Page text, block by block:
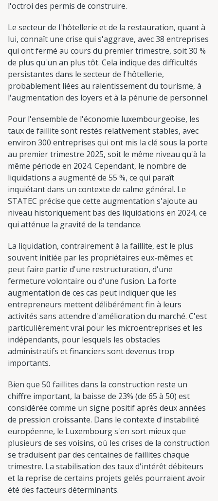
l'octroi des permis de construire.
Le secteur de l'hôtellerie et de la restauration, quant à
lui, connaît une crise qui s'aggrave, avec 38 entreprises
qui ont fermé au cours du premier trimestre, soit 30 %
de plus qu'un an plus tôt. Cela indique des difficultés
persistantes dans le secteur de l'hôtellerie,
probablement liées au ralentissement du tourisme, à
l'augmentation des loyers et à la pénurie de personnel.
Pour l'ensemble de l'économie luxembourgeoise, les
taux de faillite sont restés relativement stables, avec
environ 300 entreprises qui ont mis la clé sous la porte
au premier trimestre 2025, soit le même niveau qu'à la
même période en 2024. Cependant, le nombre de
liquidations a augmenté de 55 %, ce qui paraît
inquiétant dans un contexte de calme général. Le
STATEC précise que cette augmentation s'ajoute au
niveau historiquement bas des liquidations en 2024, ce
qui atténue la gravité de la tendance.
La liquidation, contrairement à la faillite, est le plus
souvent initiée par les propriétaires eux-mêmes et
peut faire partie d'une restructuration, d'une
fermeture volontaire ou d'une fusion. La forte
augmentation de ces cas peut indiquer que les
entrepreneurs mettent délibérément fin à leurs
activités sans attendre d'amélioration du marché. C'est
particulièrement vrai pour les microentreprises et les
indépendants, pour lesquels les obstacles
administratifs et financiers sont devenus trop
importants.
Bien que 50 faillites dans la construction reste un
chiffre important, la baisse de 23% (de 65 à 50) est
considérée comme un signe positif après deux années
de pression croissante. Dans le contexte d'instabilité
européenne, le Luxembourg s'en sort mieux que
plusieurs de ses voisins, où les crises de la construction
se traduisent par des centaines de faillites chaque
trimestre. La stabilisation des taux d'intérêt débiteurs
et la reprise de certains projets gelés pourraient avoir
été des facteurs déterminants.